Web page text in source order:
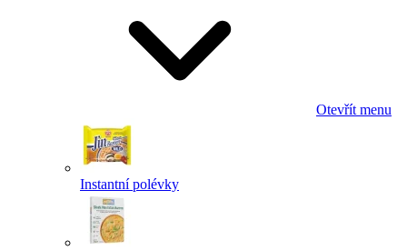
Otevřít menu
Instantní polévky